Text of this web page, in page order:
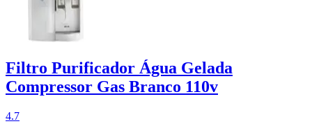
Filtro Purificador Água Gelada
Compressor Gas Branco 110v
4.7